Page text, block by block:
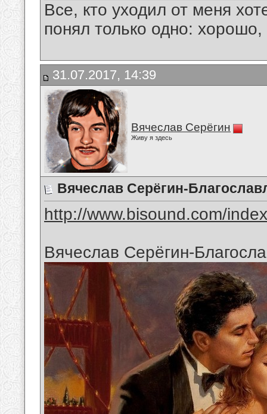
Все, кто уходил от меня
понял только одно:
31.07.2017, 14:39
Вячеслав Серёгин
Живу я здесь
Вячеслав Серёгин-
http://www.bisound.com/
Вячеслав Серёгин-